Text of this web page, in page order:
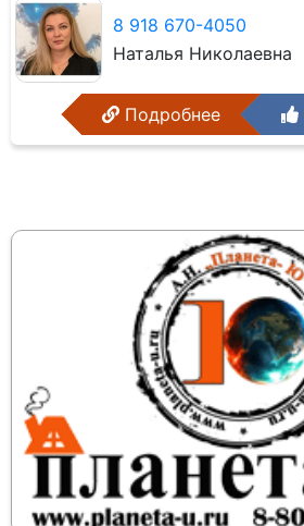
8 918 670-4050
Наталья Николаевна
Подробнее